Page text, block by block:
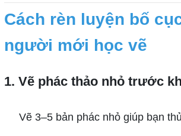
Cách rèn luyện bố
người mới học vẽ
1. Vẽ phác thảo nhỏ trước
Vẽ 3–5 bản phác nhỏ giúp bạn